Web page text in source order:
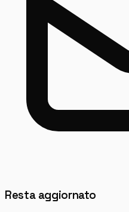
Resta aggiornato